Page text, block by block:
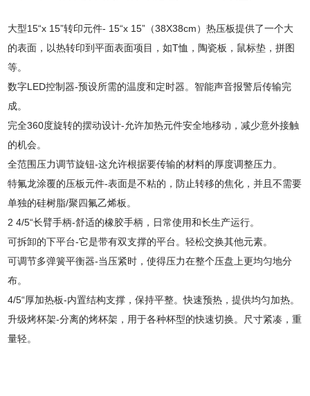
大型15“x 15”转印元件- 15“x 15”（38X38cm）热压板提供了一个大
的表面，以热转印到平面表面项目，如T恤，陶瓷板，鼠标垫，拼图
等。
数字LED控制器-预设所需的温度和定时器。智能声音报警后传输完
成。
完全360度旋转的摆动设计-允许加热元件安全地移动，减少意外接触
的机会。
全范围压力调节旋钮-这允许根据要传输的材料的厚度调整压力。
特氟龙涂覆的压板元件-表面是不粘的，防止转移的焦化，并且不需要
单独的硅树脂/聚四氟乙烯板。
2 4/5“长臂手柄-舒适的橡胶手柄，日常使用和长生产运行。
可拆卸的下平台-它是带有双支撑的平台。轻松交换其他元素。
可调节多弹簧平衡器-当压紧时，使得压力在整个压盘上更均匀地分
布。
4/5“厚加热板-内置结构支撑，保持平整。快速预热，提供均匀加热。
升级烤杯架-分离的烤杯架，用于各种杯型的快速切换。尺寸紧凑，重
量轻。